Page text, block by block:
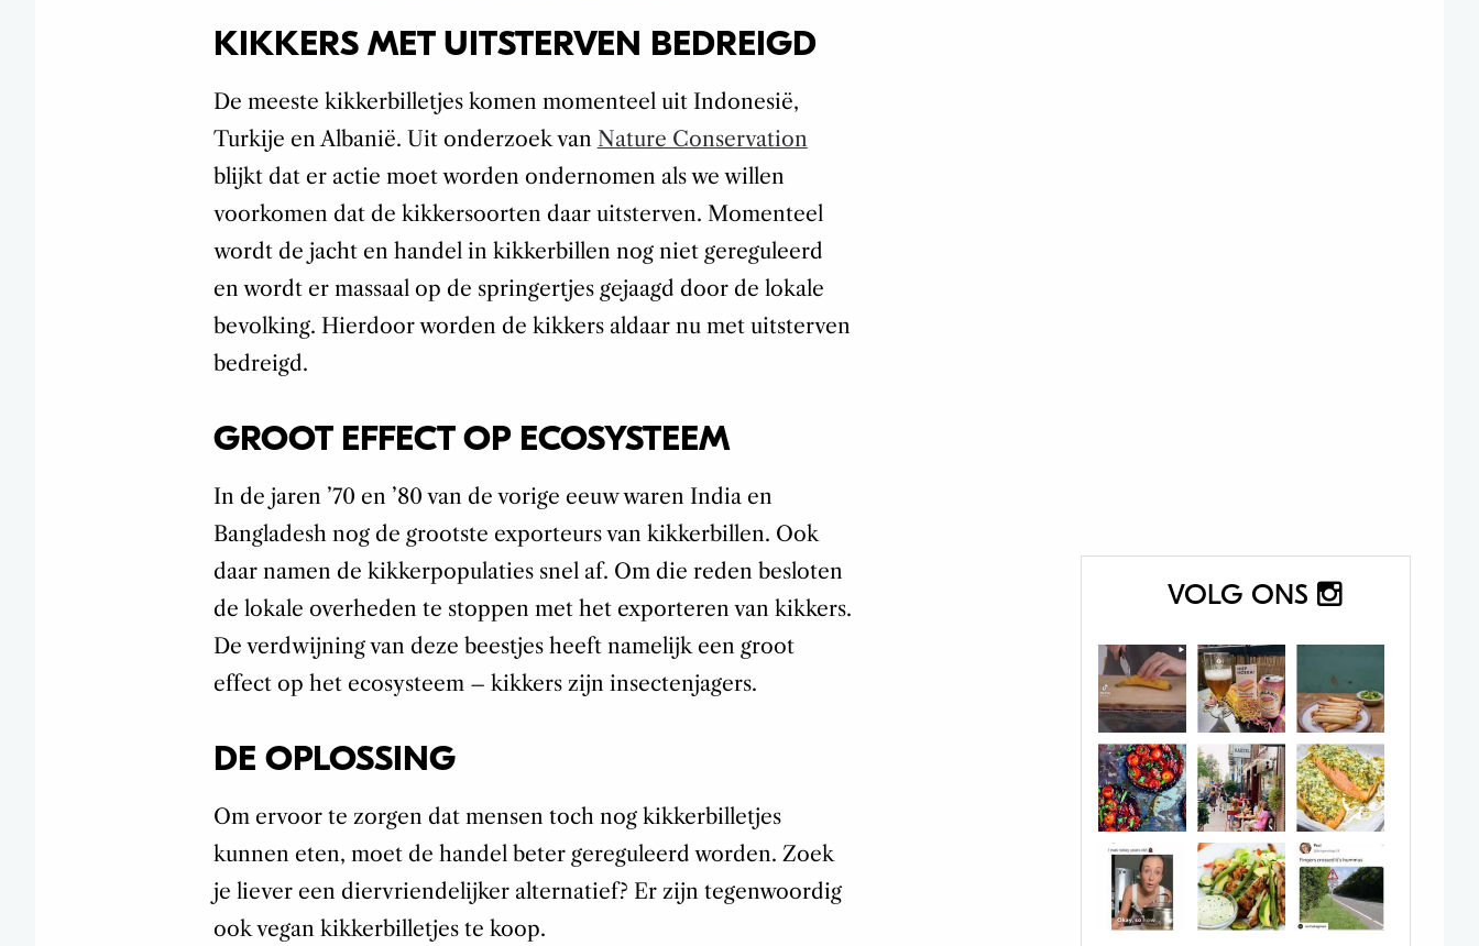
VOLG ONS
KIKKERS MET UITSTERVEN BEDREIGD
De meeste kikkerbilletjes komen momenteel uit Indonesië,
Turkije en Albanië. Uit onderzoek van Nature Conservation
blijkt dat er actie moet worden ondernomen als we willen
voorkomen dat de kikkersoorten daar uitsterven. Momenteel
wordt de jacht en handel in kikkerbillen nog niet gereguleerd
en wordt er massaal op de springertjes gejaagd door de lokale
bevolking. Hierdoor worden de kikkers aldaar nu met uitsterven
bedreigd.
GROOT EFFECT OP ECOSYSTEEM
In de jaren ’70 en ’80 van de vorige eeuw waren India en
Bangladesh nog de grootste exporteurs van kikkerbillen. Ook
daar namen de kikkerpopulaties snel af. Om die reden besloten
de lokale overheden te stoppen met het exporteren van kikkers.
De verdwijning van deze beestjes heeft namelijk een groot
effect op het ecosysteem – kikkers zijn insectenjagers.
DE OPLOSSING
Om ervoor te zorgen dat mensen toch nog kikkerbilletjes
kunnen eten, moet de handel beter gereguleerd worden. Zoek
je liever een diervriendelijker alternatief? Er zijn tegenwoordig
ook vegan kikkerbilletjes te koop.